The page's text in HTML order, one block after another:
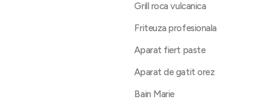
Grill roca vulcanica
Friteuza profesionala
Aparat fiert paste
Aparat de gatit orez
Bain Marie